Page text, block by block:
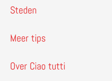
Steden
Meer tips
Over Ciao tutti